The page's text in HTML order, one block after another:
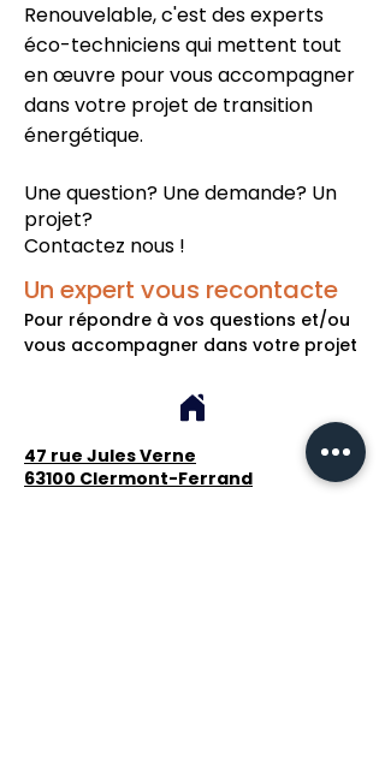
Renouvelable, c'est des experts
éco-techniciens qui mettent tout
en œuvre pour vous accompagner
dans votre projet de transition
énergétique.
Une question? Une demande? Un
projet?
Contactez nous !
Un expert vous recontacte
Pour répondre à vos questions et/ou
vous accompagner dans votre projet
47 rue Jules Verne
63100 Clermont-Ferrand